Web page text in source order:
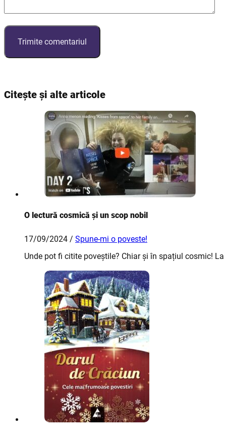
Citește și alte articole
O lectură cosmică și un scop nobil
17/09/2024 / Spune-mi o poveste!
Unde pot fi citite poveștile? Chiar și în spațiul cosmic!